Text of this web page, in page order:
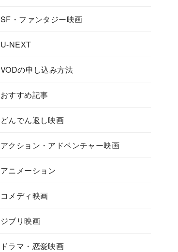
SF・ファンタジー映画
U-NEXT
VODの申し込み方法
おすすめ記事
どんでん返し映画
アクション・アドベンチャー映画
アニメーション
コメディ映画
ジブリ映画
ドラマ・恋愛映画